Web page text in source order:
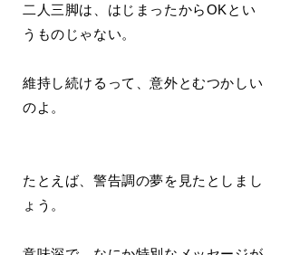
二人三脚は、はじまったからOKとい
うものじゃない。
維持し続けるって、意外とむつかしい
のよ。
たとえば、警告調の夢を見たとしまし
ょう。